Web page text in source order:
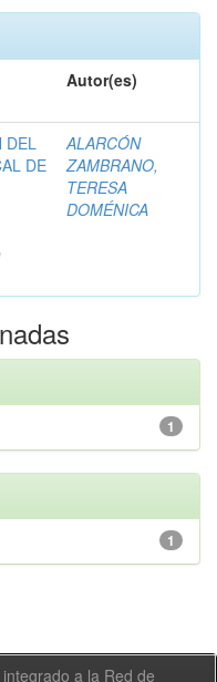
Autor(es)
DEL
DE
ALARCÓN
ZAMBRANO,
TERESA
DOMÉNICA
1
1
a la Red de